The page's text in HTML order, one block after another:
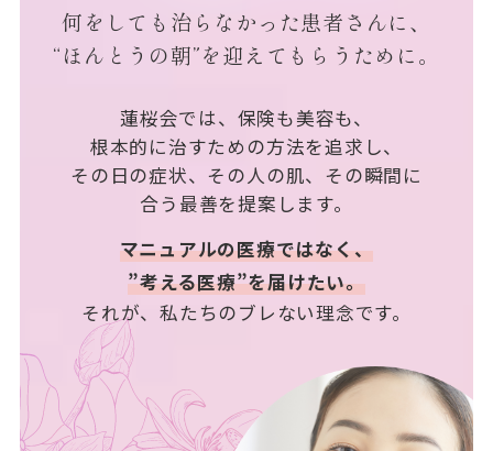
何をしても治らなかった患者さんに、
“ほんとうの朝”を迎えてもらうために。
蓮桜会では、保険も美容も、
根本的に治すための方法を追求し、
その日の症状、その人の肌、その瞬間に
合う最善を提案します。
マニュアルの医療ではなく、
”考える医療”を届けたい。
それが、私たちのブレない理念です。